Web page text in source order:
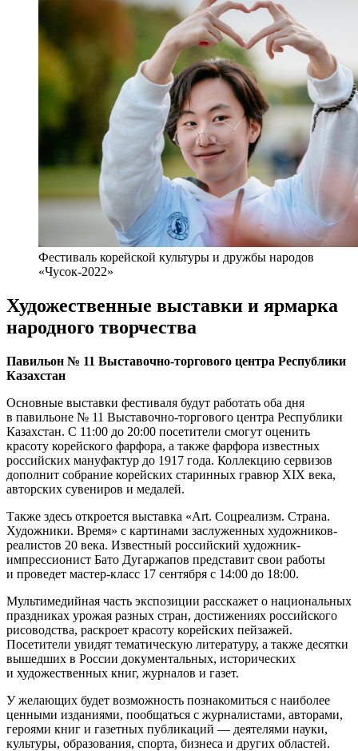
Фестиваль корейской культуры и дружбы народов
«Чусок-2022»
Художественные выставки и ярмарка
народного творчества
Павильон № 11 Выставочно-торгового центра Республики
Казахстан
Основные выставки фестиваля будут работать оба дня
в павильоне № 11 Выставочно-торгового центра Республики
Казахстан. С 11:00 до 20:00 посетители смогут оценить
красоту корейского фарфора, а также фарфора известных
российских мануфактур до 1917 года. Коллекцию сервизов
дополнит собрание корейских старинных гравюр XIX века,
авторских сувениров и медалей.
Также здесь откроется выставка «Art. Соцреализм. Страна.
Художники. Время» с картинами заслуженных художников-
реалистов 20 века. Известный российский художник-
импрессионист Бато Дугаржапов представит свои работы
и проведет мастер-класс 17 сентября с 14:00 до 18:00.
Мультимедийная часть экспозиции расскажет о национальных
праздниках урожая разных стран, достижениях российского
рисоводства, раскроет красоту корейских пейзажей.
Посетители увидят тематическую литературу, а также десятки
вышедших в России документальных, исторических
и художественных книг, журналов и газет.
У желающих будет возможность познакомиться с наиболее
ценными изданиями, пообщаться с журналистами, авторами,
героями книг и газетных публикаций — деятелями науки,
культуры, образования, спорта, бизнеса и других областей.